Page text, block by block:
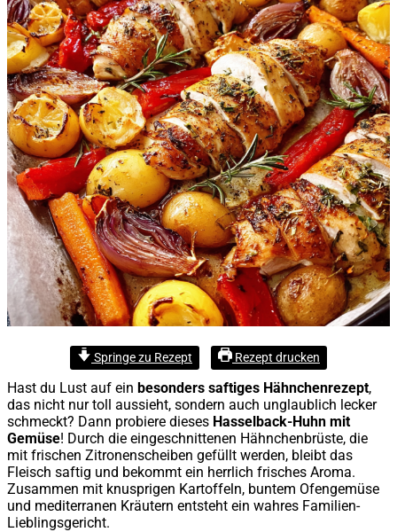
Springe zu Rezept Rezept drucken
Hast du Lust auf ein besonders saftiges Hähnchenrezept,
das nicht nur toll aussieht, sondern auch unglaublich lecker
schmeckt? Dann probiere dieses Hasselback-Huhn mit
Gemüse! Durch die eingeschnittenen Hähnchenbrüste, die
mit frischen Zitronenscheiben gefüllt werden, bleibt das
Fleisch saftig und bekommt ein herrlich frisches Aroma.
Zusammen mit knusprigen Kartoffeln, buntem Ofengemüse
und mediterranen Kräutern entsteht ein wahres Familien-
Lieblingsgericht.